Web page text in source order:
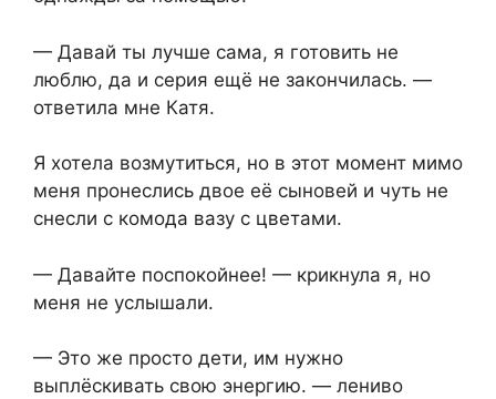
— Давай ты лучше сама, я готовить не
люблю, да и серия ещё не закончилась. —
ответила мне Катя.
Я хотела возмутиться, но в этот момент мимо
меня пронеслись двое её сыновей и чуть не
снесли с комода вазу с цветами.
— Давайте поспокойнее! — крикнула я, но
меня не услышали.
— Это же просто дети, им нужно
выплёскивать свою энергию. — лениво